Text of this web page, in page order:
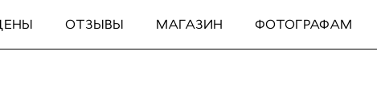
ОТЗЫВЫ МАГАЗИН ФОТОГРАФАМ